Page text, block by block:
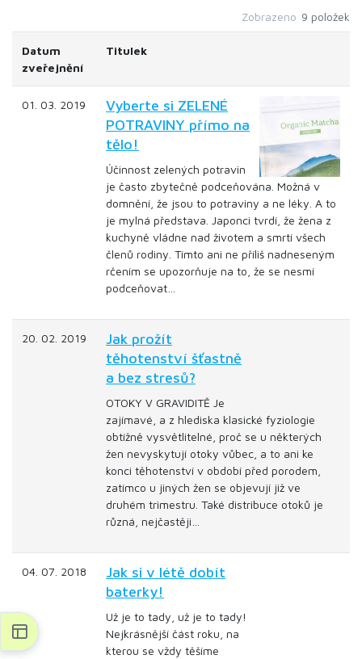
Zobrazeno 9 položek
Datum
zveřejnění
Titulek
01. 03. 2019
Vyberte si ZELENÉ
POTRAVINY přímo na
tělo!
Účinnost zelených potravin
je často zbytečně podceňována. Možná v
domnění, že jsou to potraviny a ne léky. A to
je mylná představa. Japonci tvrdí, že žena z
kuchyně vládne nad životem a smrtí všech
členů rodiny. Tímto ani ne příliš nadneseným
rčením se upozorňuje na to, že se nesmí
podceňovat…
20. 02. 2019
Jak prožít
těhotenství šťastně
a bez stresů?
OTOKY V GRAVIDITĚ Je
zajímavé, a z hlediska klasické fyziologie
obtížně vysvětlitelné, proč se u některých
žen nevyskytují otoky vůbec, a to ani ke
konci těhotenství v období před porodem,
zatímco u jiných žen se objevují již ve
druhém trimestru. Také distribuce otoků je
různá, nejčastěji…
04. 07. 2018
Jak si v létě dobít
baterky!
Už je to tady, už je to tady!
Nejkrásnější část roku, na
kterou se vždy těšíme